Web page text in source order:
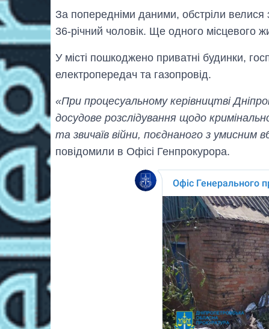
За попередніми даними, обстріли велися
36-річний чоловік. Ще одного місцевого
У місті пошкоджено приватні будинки,
електропередач та газопровід.
«При процесуальному керівництві
досудове розслідування щодо
та звичаїв війни, поєднаного з умисним
повідомили в Офісі Генпрокурора.